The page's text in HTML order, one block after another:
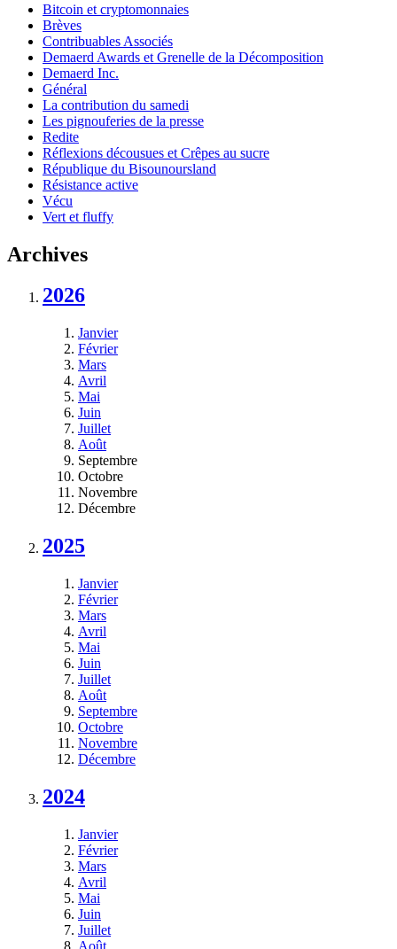
Bitcoin et cryptomonnaies
Brèves
Contribuables Associés
Demaerd Awards et Grenelle de la Décomposition
Demaerd Inc.
Général
La contribution du samedi
Les pignouferies de la presse
Redite
Réflexions décousues et Crêpes au sucre
République du Bisounoursland
Résistance active
Vécu
Vert et fluffy
Archives
2026
Janvier
Février
Mars
Avril
Mai
Juin
Juillet
Août
Septembre
Octobre
Novembre
Décembre
2025
Janvier
Février
Mars
Avril
Mai
Juin
Juillet
Août
Septembre
Octobre
Novembre
Décembre
2024
Janvier
Février
Mars
Avril
Mai
Juin
Juillet
Août